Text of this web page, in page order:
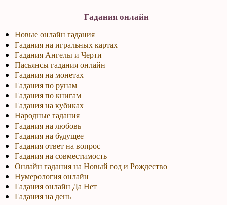
Гадания онлайн
Новые онлайн гадания
Гадания на игральных картах
Гадания Ангелы и Черти
Пасьянсы гадания онлайн
Гадания на монетах
Гадания по рунам
Гадания по книгам
Гадания на кубиках
Народные гадания
Гадания на любовь
Гадания на будущее
Гадания ответ на вопрос
Гадания на совместимость
Онлайн гадания на Новый год и Рождество
Нумерология онлайн
Гадания онлайн Да Нет
Гадания на день